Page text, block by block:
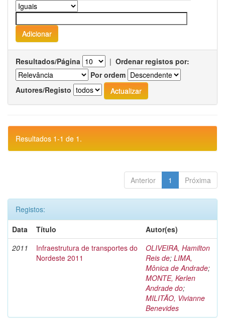
Resultados/Página | Ordenar registos por:
Por ordem
Autores/Registo
Resultados 1-1 de 1.
Anterior 1 Próxima
Registos:
Data
Título
Autor(es)
2011
Infraestrutura de transportes do
Nordeste 2011
OLIVEIRA, Hamilton
Reis de; LIMA,
Mônica de Andrade;
MONTE, Kerlen
Andrade do;
MILITÃO, Vivianne
Benevides